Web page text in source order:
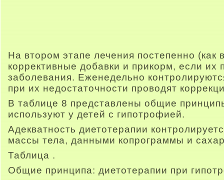
На втором этапе лечения постепенно (как
коррективные добавки и прикорм, если их
заболевания. Еженедельно
при их недостаточности проводят
В таблице 8 представлены общие
используют у детей с гипотрофией.
Адекватность диетотерапии
массы тела, данными копрограммы и
Таблица .
Общие принципа: диетотерапии при